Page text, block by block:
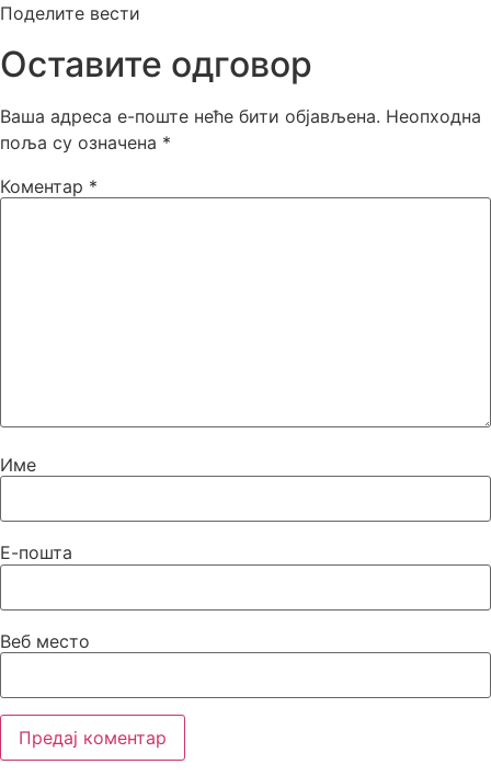
Поделите вести
Оставите одговор
Ваша адреса е-поште неће бити објављена. Неопходна
поља су означена *
Коментар *
Име
Е-пошта
Веб место